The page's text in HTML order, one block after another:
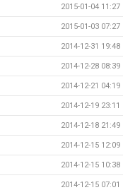
2015-01-04 11:27
2015-01-03 07:27
2014-12-31 19:48
2014-12-28 08:39
2014-12-21 04:19
2014-12-19 23:11
2014-12-18 21:49
2014-12-15 12:09
2014-12-15 10:38
2014-12-15 07:01